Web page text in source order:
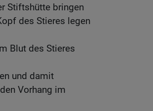
Stiftshütte bringen
des Stieres legen
Blut des Stieres
und damit
Vorhang im